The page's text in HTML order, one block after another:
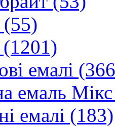
(1201)
емалі
емаль
емалі (183)